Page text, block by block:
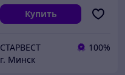
Купить
СТАРВЕСТ
100%
г. Минск